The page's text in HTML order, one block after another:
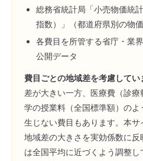
総務省統計局「小売物価統
指数）」（都道府県別の物価
各費目を所管する省庁・業
公開データ
費目ごとの地域差を考慮してい
差が大きい一方、医療費（診
学の授業料（全国標準額）の
生じない費目もあります。本
地域差の大きさを実効係数に
は全国平均に近づくよう調整し